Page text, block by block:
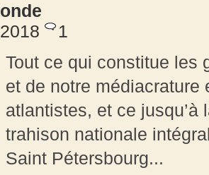
1
Tout ce qui constitue les
et de notre
atlantistes, et ce jusqu’à
trahison nationale
Saint Pétersbourg...